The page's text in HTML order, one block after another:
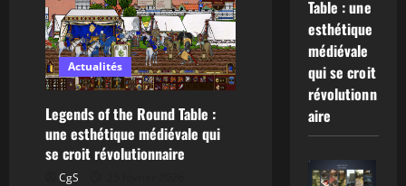
:
à
mi-
chemin
entre
la
simulation
de
tank
et
la
stratégie
Actualités
Legends of the Round Table :
une esthétique médiévale qui
se croit révolutionnaire
CgS
Table : une
esthétique
médiévale
qui se croit
révolutionn
aire